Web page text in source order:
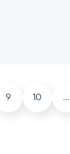
9 10 ...